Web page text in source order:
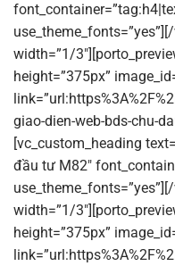
width=”1/
height=”375px”
giao-dien-web-bds-chu-
[vc_custom_heading
đầu tư M82″
width=”1/
height=”375px”